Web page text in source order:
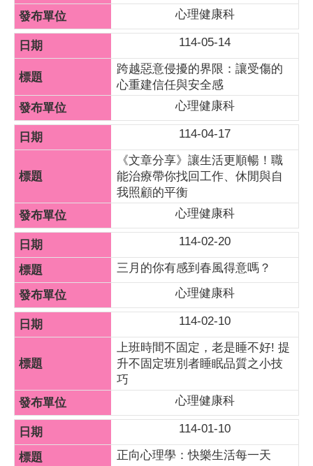
心理健康科
114-05-14
跨越惡意侵擾的界限：讓受傷的
心重建信任與安全感
心理健康科
114-04-17
《文章分享》讓生活更順暢！職
能治療帶你找回工作、休閒與自
我照顧的平衡
心理健康科
114-02-20
三月的你有感到春風得意嗎？
心理健康科
114-02-10
上班時間不固定，老是睡不好! 提
升不固定班別者睡眠品質之小技
巧
心理健康科
114-01-10
正向心理學：快樂生活每一天